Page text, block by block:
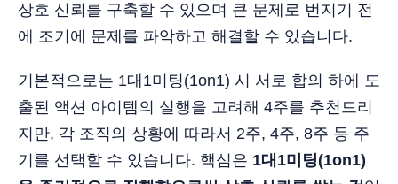
상호 신뢰를 구축할 수 있으며 큰 문제로 번지기 전
에 조기에 문제를 파악하고 해결할 수 있습니다.
기본적으로는 1대1미팅(1on1) 시 서로 합의 하에 도
출된 액션 아이템의 실행을 고려해 4주를 추천드리
지만, 각 조직의 상황에 따라서 2주, 4주, 8주 등 주
기를 선택할 수 있습니다. 핵심은 1대1미팅(1on1)